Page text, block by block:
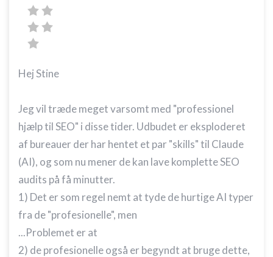
Hej Stine
Jeg vil træde meget varsomt med "professionel
hjælp til SEO" i disse tider. Udbudet er eksploderet
af bureauer der har hentet et par "skills" til Claude
(AI), og som nu mener de kan lave komplette SEO
audits på få minutter.
1) Det er som regel nemt at tyde de hurtige AI typer
fra de "profesionelle", men
...Problemet er at
2) de profesionelle også er begyndt at bruge dette,